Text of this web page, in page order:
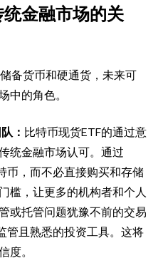
金融市场的关
备货币和硬通货，未来可
中的角色。
： 比特币现货ETF的通过意
统金融市场认可。通过
币，而不必直接购买和存储
槛，让更多的机构者和个人
或托管问题犹豫不前的交易
管且熟悉的投资工具。这将
度。